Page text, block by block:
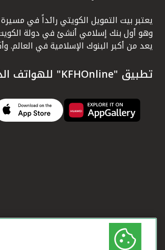
يعتبر بيت التمويل الكويتي رائداً في
يعد من أكبر البنوك الإسلامية في العالم.
تطبيق "KFHOnline" للهواتف الذكية